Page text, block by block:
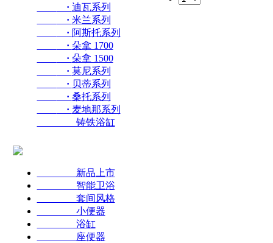
· 迪瓦系列
· 米兰系列
· 阿斯托系列
· 朵拿 1700
· 朵拿 1500
· 莫尼系列
· 贝蒂系列
· 桑托系列
· 麦地那系列
铸铁浴缸
新品上市
智能卫浴
套间风格
小便器
浴缸
座便器